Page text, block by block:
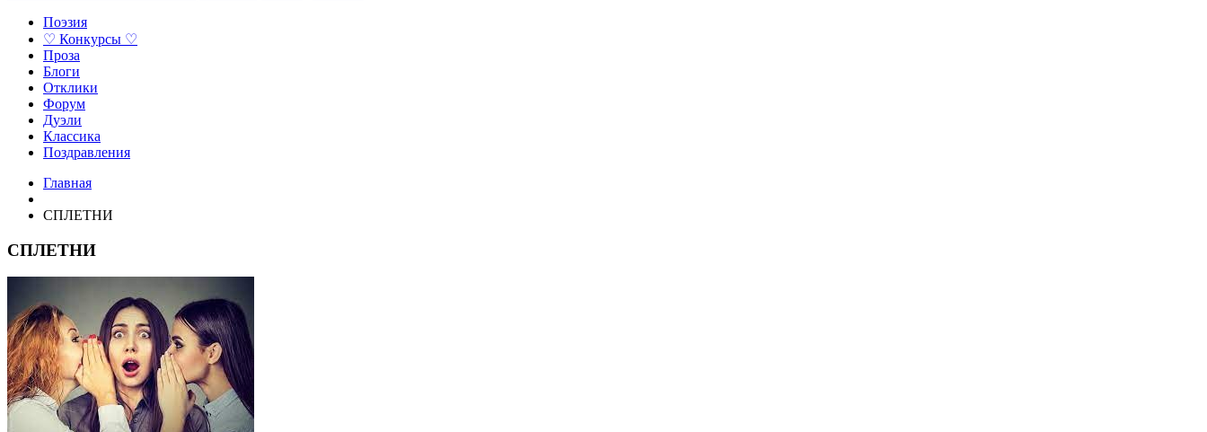
Поэзия
♡ Конкурсы ♡
Проза
Блоги
Отклики
Форум
Дуэли
Классика
Поздравления
Главная
СПЛЕТНИ
СПЛЕТНИ